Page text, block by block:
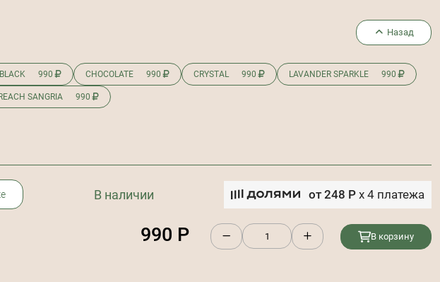
Назад
BLACK 990 CHOCOLATE 990 CRYSTAL 990 LAVANDER SPARKLE 990
REACH SANGRIA 990
В наличии от 248 Р x 4 платежа
990 Р В корзину